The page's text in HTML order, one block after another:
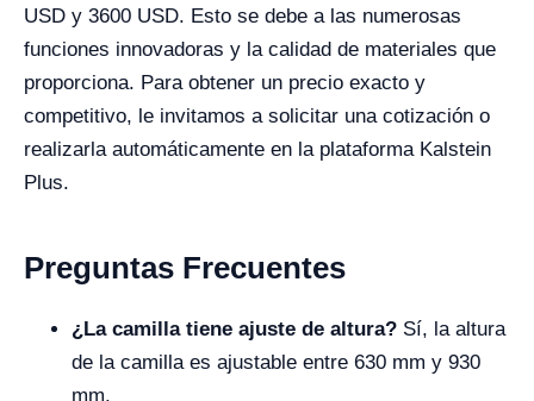
USD y 3600 USD. Esto se debe a las numerosas
funciones innovadoras y la calidad de materiales que
proporciona. Para obtener un precio exacto y
competitivo, le invitamos a solicitar una cotización o
realizarla automáticamente en la plataforma Kalstein
Plus.
Preguntas Frecuentes
¿La camilla tiene ajuste de altura? Sí, la altura
de la camilla es ajustable entre 630 mm y 930
mm.